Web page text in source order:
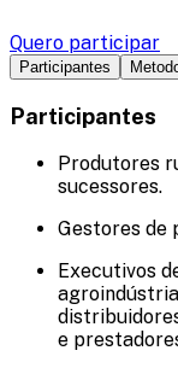
Quero participar
Participantes
Participantes
Produtores
sucessores.
Gestores de
Executivos
e